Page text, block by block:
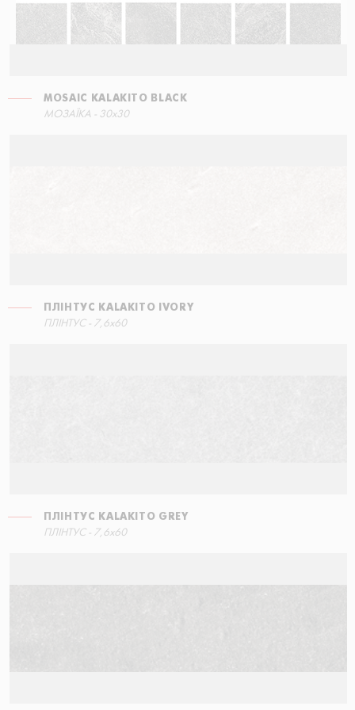
MOSAIC KALAKITO BLACK
МОЗАЇКА - 30x30
ПЛІНТУС KALAKITO IVORY
ПЛІНТУС - 7,6x60
ПЛІНТУС KALAKITO GREY
ПЛІНТУС - 7,6x60
СХОДИНКА КУТОВА ПРАВА
30x34,5
СХОДИНКА КУТОВА ЛІВА
60x34,5
СХОДИНКА ПРЯМА
60x34,5
MOSAIC KALAKITO GREY
30x30
ПЛІНТУС KALAKITO BLACK
7,6x60